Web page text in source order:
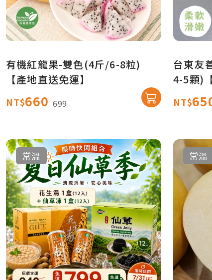
有機紅龍果-雙色(4斤/6-8粒)
【產地直送免運】
NT$660 699
台東友
4-5顆)
NT$
常溫 常溫